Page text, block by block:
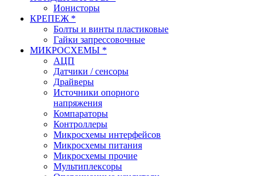
Ионисторы
КРЕПЕЖ *
Болты и винты пластиковые
Гайки запрессовочные
МИКРОСХЕМЫ *
АЦП
Датчики / сенсоры
Драйверы
Источники опорного
напряжения
Компараторы
Контроллеры
Микросхемы интерфейсов
Микросхемы питания
Микросхемы прочие
Мультиплексоры